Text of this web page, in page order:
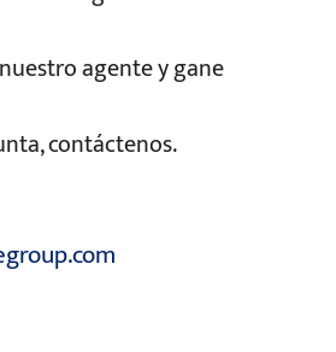
agente y gane
contáctenos.